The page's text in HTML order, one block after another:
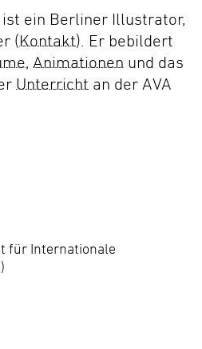
Kontakt
Animationen
Unterricht
für Internationale
ist ein Berliner Illustrator,
(Kontakt). Er bebildert
, Animationen und das
Unterricht an der AVA